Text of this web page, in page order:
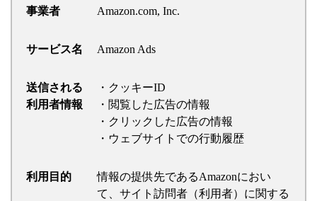
事業者 Amazon.com, Inc.
サービス名 Amazon Ads
送信される
利用者情報
・クッキーID
・閲覧した広告の情報
・クリックした広告の情報
・ウェブサイトでの行動履歴
利用目的
情報の提供先であるAmazonにおい
て、サイト訪問者（利用者）に関する